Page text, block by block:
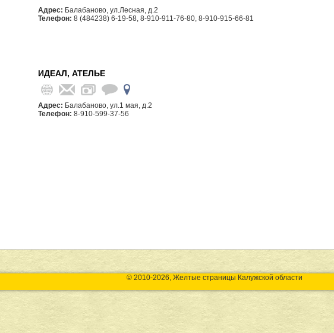
Адрес: Балабаново, ул.Лесная, д.2
Телефон: 8 (484238) 6-19-58, 8-910-911-76-80, 8-910-915-66-81
ИДЕАЛ, АТЕЛЬЕ
Адрес: Балабаново, ул.1 мая, д.2
Телефон: 8-910-599-37-56
© 2010-2026, Желтые страницы Калужской области